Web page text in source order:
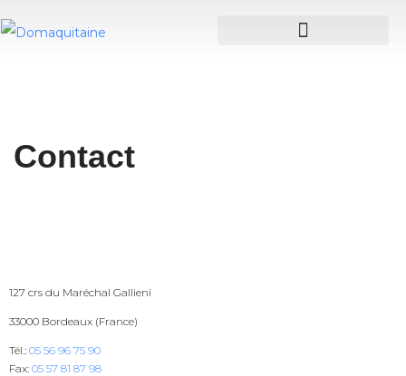
Contact
127 crs du Maréchal Gallieni
33000 Bordeaux (France)
Tél.: 05 56 96 75 90
Fax: 05 57 81 87 98